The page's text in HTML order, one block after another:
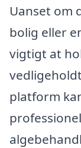
Uanset om
bolig eller
vigtigt at
platform